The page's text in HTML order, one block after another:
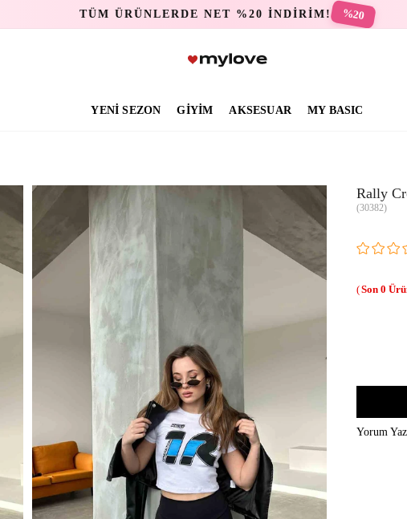
TÜM ÜRÜNLERDE NET %20 İNDİRİM! %20
YENİ SEZON GİYİM AKSESUAR MY BASIC
Rally
(30382)
0
Yorum Yaz